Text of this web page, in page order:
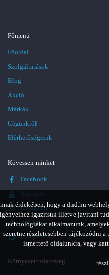
érdekében, hogy a dnd.hu
igényeihez igazítsuk illetve javítani
technológiákat alkalmazunk,
szeretne részletesebben tájékozódni a
ismertető oldalunkra, vagy
Főmenü
Főoldal
Szolgáltatások
Blog
Akció
Márkák
Cégünkről
Elérhetőségeink
Kövessen minket
Facebook
Youtube
Instagram
TikTok
LinkedIn
Környezettudatosság